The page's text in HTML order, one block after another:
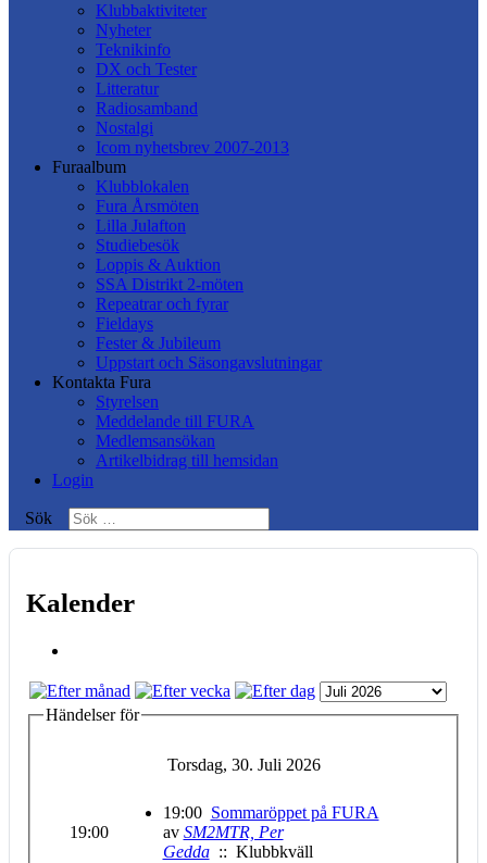
Klubbaktiviteter
Nyheter
Teknikinfo
DX och Tester
Litteratur
Radiosamband
Nostalgi
Icom nyhetsbrev 2007-2013
Furaalbum
Klubblokalen
Fura Årsmöten
Lilla Julafton
Studiebesök
Loppis & Auktion
SSA Distrikt 2-möten
Repeatrar och fyrar
Fieldays
Fester & Jubileum
Uppstart och Säsongavslutningar
Kontakta Fura
Styrelsen
Meddelande till FURA
Medlemsansökan
Artikelbidrag till hemsidan
Login
Sök
Kalender
Händelser för
Torsdag, 30. Juli 2026
19:00
19:00 Sommaröppet på FURA
av SM2MTR, Per
Gedda:: Klubbkväll